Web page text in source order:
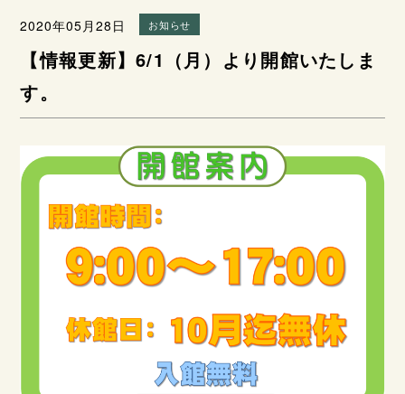
2020年05月28日 お知らせ
【情報更新】6/1（月）より開館いたしま
す。